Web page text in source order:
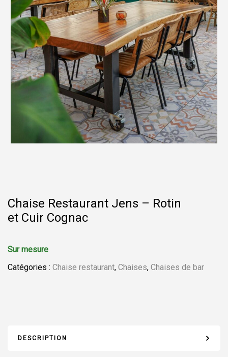
Chaise Restaurant Jens – Rotin
et Cuir Cognac
Catégories : Chaise restaurant, Chaises, Chaises de bar
DESCRIPTION